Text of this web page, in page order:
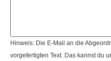
Hinweis: Die E-Mail an die
vorgefertigten Text. Das kannst du